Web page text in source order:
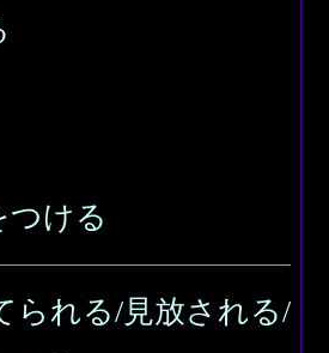
つける
られる/見放される/